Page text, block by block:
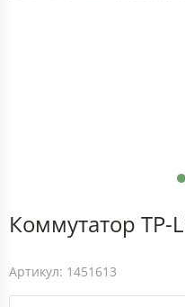
Коммутатор TP-
Артикул: 1451613